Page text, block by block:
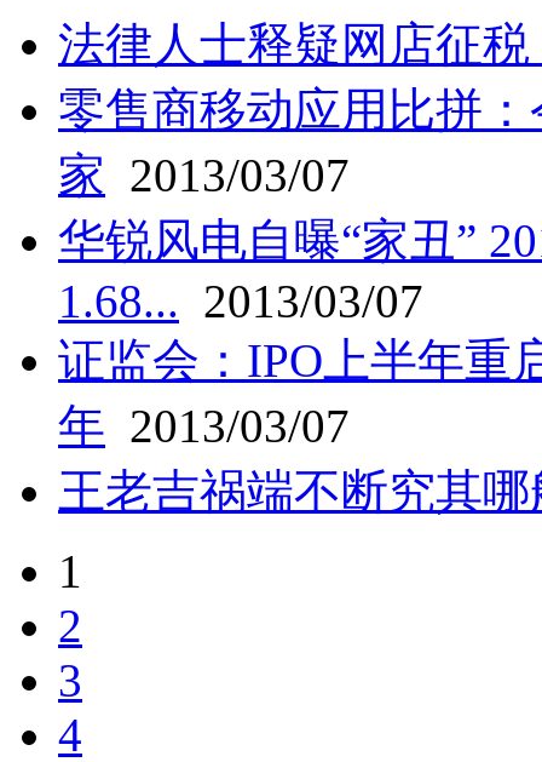
法律人士释疑网店征
零售商移动应用比拼
家 2013/03/07
华锐风电自曝“家丑”
1.68... 2013/03/07
证监会：IPO上半年重
年 2013/03/07
王老吉祸端不断究其哪
1
2
3
4